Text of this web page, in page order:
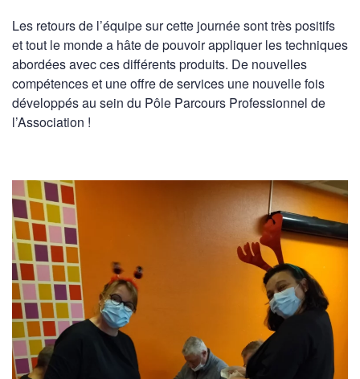
Les retours de l’équipe sur cette journée sont très positifs
et tout le monde a hâte de pouvoir appliquer les techniques
abordées avec ces différents produits. De nouvelles
compétences et une offre de services une nouvelle fois
développés au sein du Pôle Parcours Professionnel de
l’Association !